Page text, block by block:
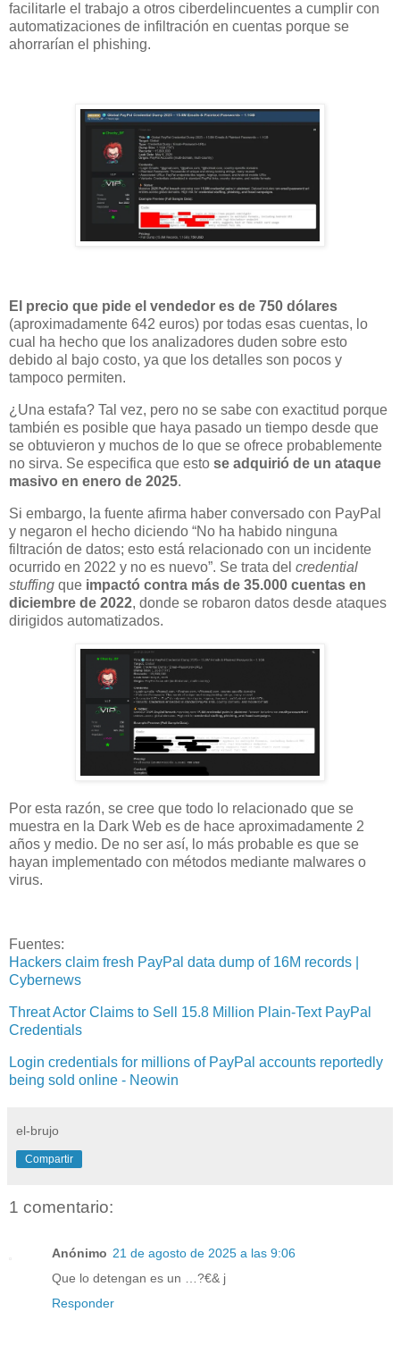
facilitarle el trabajo a otros ciberdelincuentes a cumplir con
automatizaciones de infiltración en cuentas porque se
ahorrarían el phishing.
El precio que pide el vendedor es de 750 dólares
(aproximadamente 642 euros) por todas esas cuentas, lo
cual ha hecho que los analizadores duden sobre esto
debido al bajo costo, ya que los detalles son pocos y
tampoco permiten.
¿Una estafa? Tal vez, pero no se sabe con exactitud porque
también es posible que haya pasado un tiempo desde que
se obtuvieron y muchos de lo que se ofrece probablemente
no sirva. Se especifica que esto se adquirió de un ataque
masivo en enero de 2025.
Si embargo, la fuente afirma haber conversado con PayPal
y negaron el hecho diciendo “No ha habido ninguna
filtración de datos; esto está relacionado con un incidente
ocurrido en 2022 y no es nuevo”. Se trata del credential
stuffing que impactó contra más de 35.000 cuentas en
diciembre de 2022, donde se robaron datos desde ataques
dirigidos automatizados.
Por esta razón, se cree que todo lo relacionado que se
muestra en la Dark Web es de hace aproximadamente 2
años y medio. De no ser así, lo más probable es que se
hayan implementado con métodos mediante malwares o
virus.
Fuentes:
Hackers claim fresh PayPal data dump of 16M records​ |
Cybernews
Threat Actor Claims to Sell 15.8 Million Plain-Text PayPal
Credentials
Login credentials for millions of PayPal accounts reportedly
being sold online - Neowin
el-brujo
Compartir
1 comentario:
Anónimo 21 de agosto de 2025 a las 9:06
Que lo detengan es un …?€& j
Responder